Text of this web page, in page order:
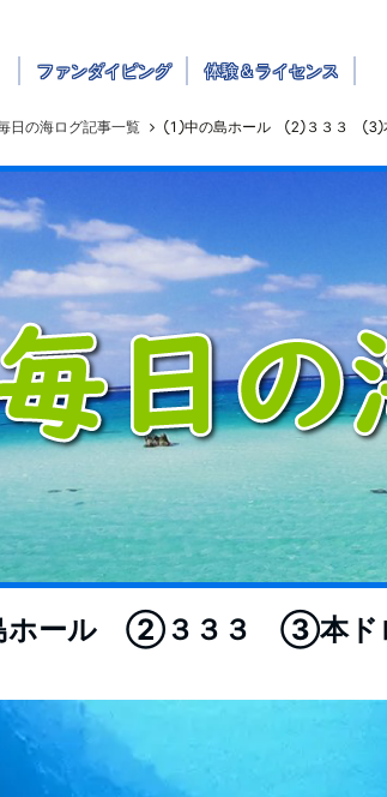
ファンダイビング 体験＆ライセンス
日の海ログ記事一覧 ①中の島ホール ②３３３ ③
ホール ②３３３ ③本ド